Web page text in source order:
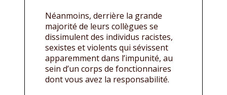
Néanmoins, derrière la grande
majorité de leurs collègues se
dissimulent des individus racistes,
sexistes et violents qui sévissent
apparemment dans l’impunité, au
sein d’un corps de fonctionnaires
dont vous avez la responsabilité.